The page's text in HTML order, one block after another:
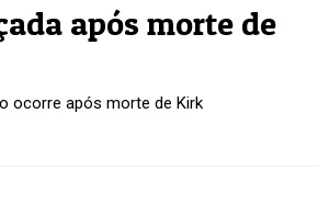
após morte de
ocorre após morte de Kirk